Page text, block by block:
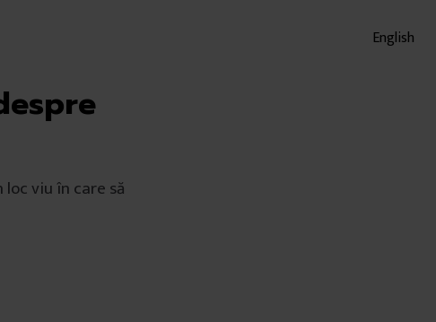
English
viu în care să